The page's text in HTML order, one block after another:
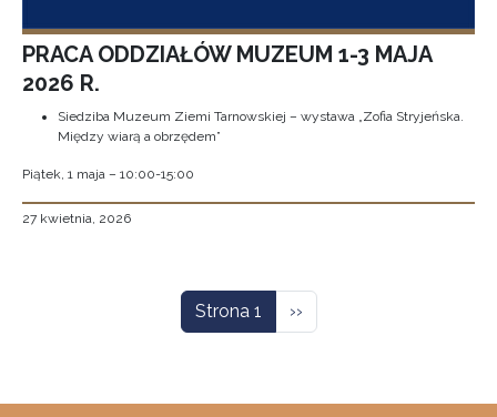
PRACA ODDZIAŁÓW MUZEUM 1-3 MAJA
2026 R.
Siedziba Muzeum Ziemi Tarnowskiej – wystawa „Zofia Stryjeńska.
Między wiarą a obrzędem”
Piątek, 1 maja – 10:00-15:00
27 kwietnia, 2026
Strona 1 Następna strona
››